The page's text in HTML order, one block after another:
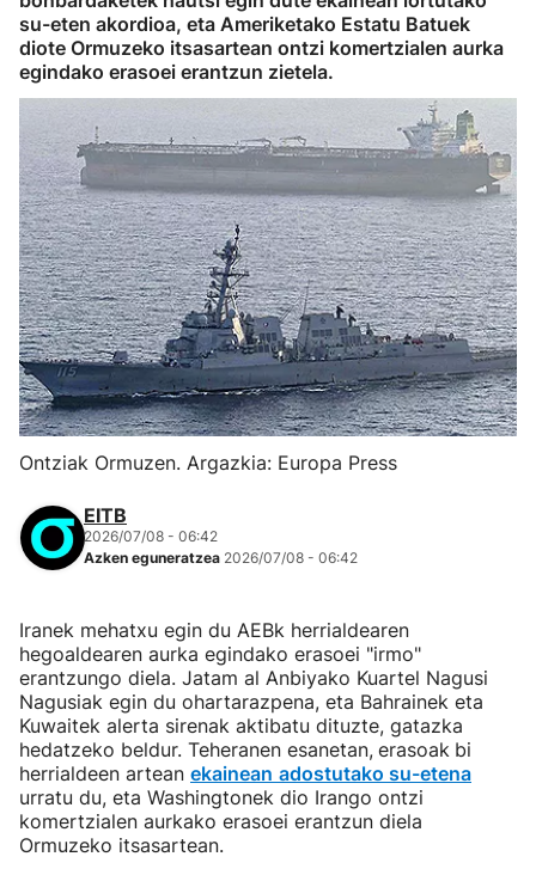
su-eten akordioa, eta Ameriketako Estatu Batuek
diote Ormuzeko itsasartean ontzi komertzialen aurka
egindako erasoei erantzun zietela.
Ontziak Ormuzen. Argazkia: Europa Press
EITB
2026/07/08 - 06:42
Azken eguneratzea 2026/07/08 - 06:42
Iranek mehatxu egin du AEBk herrialdearen
hegoaldearen aurka egindako erasoei "irmo"
erantzungo diela. Jatam al Anbiyako Kuartel Nagusi
Nagusiak egin du ohartarazpena, eta Bahrainek eta
Kuwaitek alerta sirenak aktibatu dituzte, gatazka
hedatzeko beldur. Teheranen esanetan, erasoak bi
herrialdeen artean ekainean adostutako su-etena
urratu du, eta Washingtonek dio Irango ontzi
komertzialen aurkako erasoei erantzun diela
Ormuzeko itsasartean.